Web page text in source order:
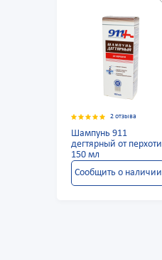
2 отзыва
Шампунь 911
дегтярный от перхоти
150 мл
Сообщить о наличии